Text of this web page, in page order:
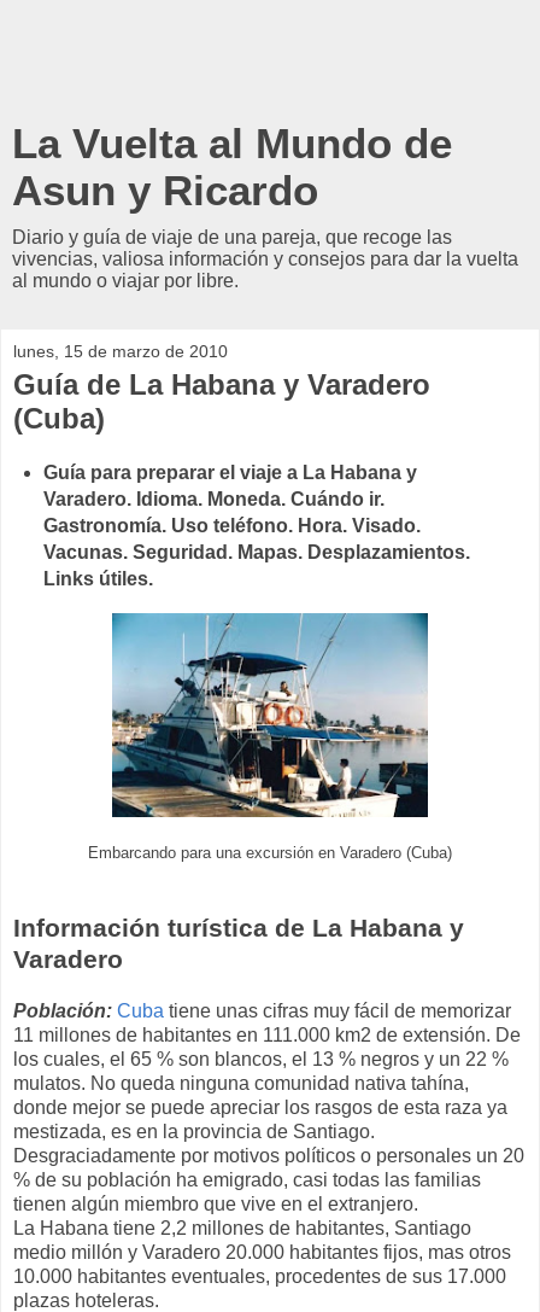
La Vuelta al Mundo de
Asun y Ricardo
Diario y guía de viaje de una pareja, que recoge las
vivencias, valiosa información y consejos para dar la vuelta
al mundo o viajar por libre.
lunes, 15 de marzo de 2010
Guía de La Habana y Varadero
(Cuba)
Guía para preparar el viaje a La Habana y
Varadero. Idioma. Moneda. Cuándo ir.
Gastronomía. Uso teléfono. Hora. Visado.
Vacunas. Seguridad. Mapas. Desplazamientos.
Links útiles.
Embarcando para una excursión en Varadero (Cuba)
Información turística de La Habana y
Varadero
Población: Cuba tiene unas cifras muy fácil de memorizar
11 millones de habitantes en 111.000 km2 de extensión. De
los cuales, el 65 % son blancos, el 13 % negros y un 22 %
mulatos. No queda ninguna comunidad nativa tahína,
donde mejor se puede apreciar los rasgos de esta raza ya
mestizada, es en la provincia de Santiago.
Desgraciadamente por motivos políticos o personales un 20
% de su población ha emigrado, casi todas las familias
tienen algún miembro que vive en el extranjero.
La Habana tiene 2,2 millones de habitantes, Santiago
medio millón y Varadero 20.000 habitantes fijos, mas otros
10.000 habitantes eventuales, procedentes de sus 17.000
plazas hoteleras.